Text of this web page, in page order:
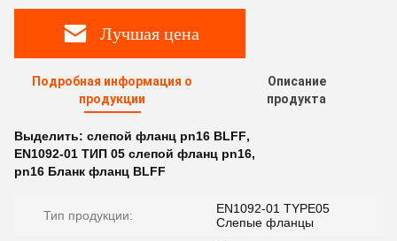
Лучшая цена
Подробная информация о
продукции
Описание
продукта
Выделить: слепой фланц pn16 BLFF,
EN1092-01 ТИП 05 слепой фланц pn16,
pn16 Бланк фланц BLFF
Тип продукции:
EN1092-01 TYPE05
Слепые фланцы